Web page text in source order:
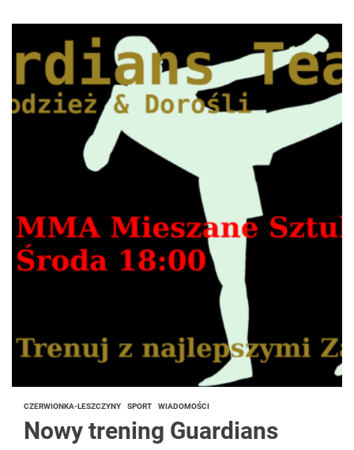
CZERWIONKA-LESZCZYNY SPORT WIADOMOŚCI
Nowy trening Guardians